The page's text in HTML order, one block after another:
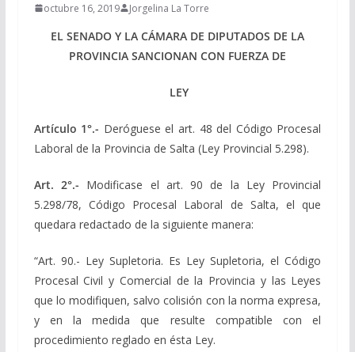
octubre 16, 2019 Jorgelina La Torre
EL SENADO Y LA CÁMARA DE DIPUTADOS DE LA
PROVINCIA SANCIONAN CON FUERZA DE
LEY
Artículo 1°.- Deróguese el art. 48 del Código Procesal
Laboral de la Provincia de Salta (Ley Provincial 5.298).
Art. 2°.- Modificase el art. 90 de la Ley Provincial
5.298/78, Código Procesal Laboral de Salta, el que
quedara redactado de la siguiente manera:
“Art. 90.- Ley Supletoria. Es Ley Supletoria, el Código
Procesal Civil y Comercial de la Provincia y las Leyes
que lo modifiquen, salvo colisión con la norma expresa,
y en la medida que resulte compatible con el
procedimiento reglado en ésta Ley.